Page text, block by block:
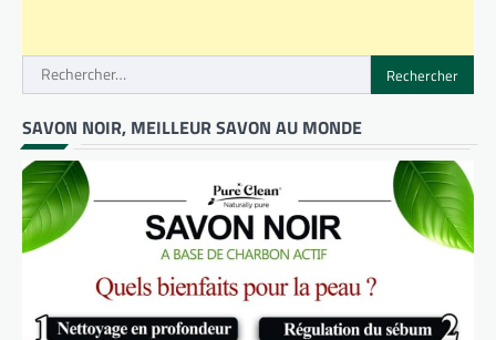
Rechercher :
SAVON NOIR, MEILLEUR SAVON AU MONDE